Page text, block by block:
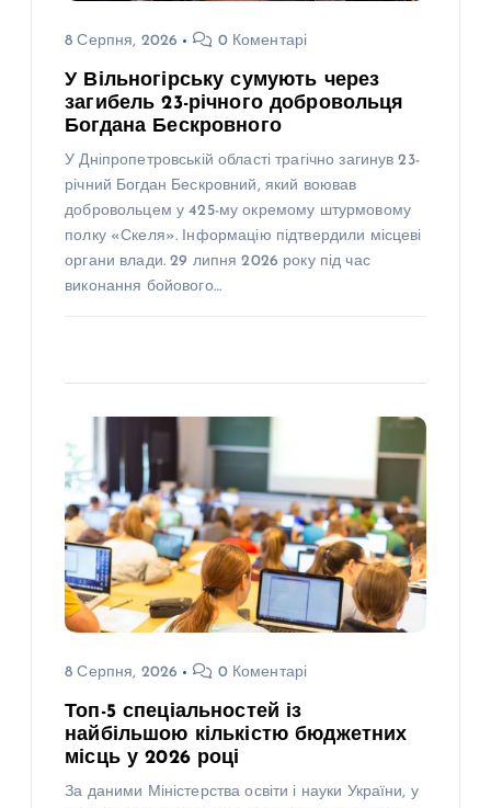
8 Серпня, 2026 0 Коментарі
У Вільногірську сумують через
загибель 23-річного добровольця
Богдана Бескровного
У Дніпропетровській області трагічно загинув 23-
річний Богдан Бескровний, який воював
добровольцем у 425-му окремому штурмовому
полку «Скеля». Інформацію підтвердили місцеві
органи влади. 29 липня 2026 року під час
виконання бойового…
8 Серпня, 2026 0 Коментарі
Топ-5 спеціальностей із
найбільшою кількістю бюджетних
місць у 2026 році
За даними Міністерства освіти і науки України, у